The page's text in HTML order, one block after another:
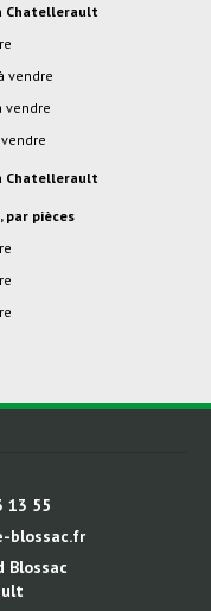
Chatellerault
vendre
vendre
vendre
Chatellerault
par pièces
13 55
blossac.fr
Blossac